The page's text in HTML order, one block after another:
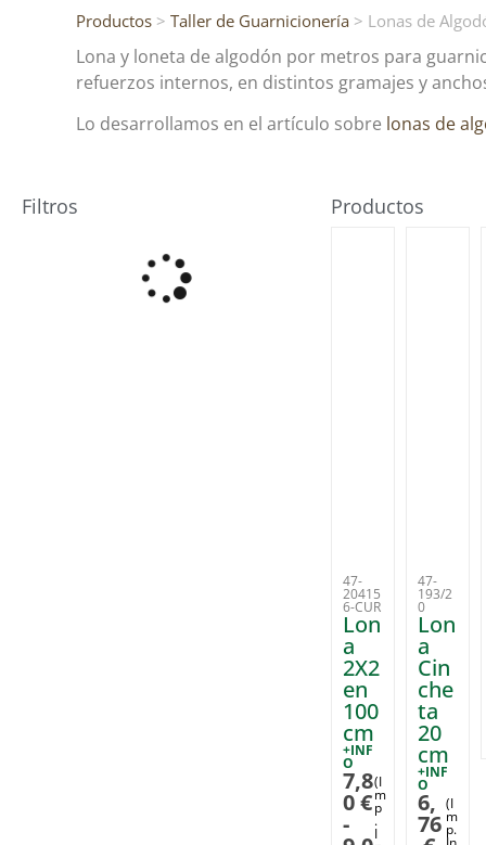
Productos >Taller de Guarnicionería > Lonas de
Lona y loneta de algodón por metros para
refuerzos internos, en distintos gramajes y
Lo desarrollamos en el artículo sobre lonas de
Filtros Productos
47-
20415
6-CUR
Lon
a
2X2
en
100
cm
+INF
O
7,8
0€
-
(I
m
p
.
I
47-
193/2
0
Lon
a
Cin
che
ta
20
cm
+INF
O
6,
76
(I
m
p.